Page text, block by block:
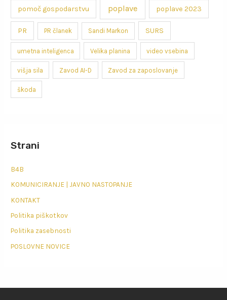
pomoč gospodarstvu poplave poplave 2023
PR PR članek Sandi Markon SURS
umetna inteligenca Velika planina video vsebina
višja sila Zavod AI-D Zavod za zaposlovanje
škoda
Strani
B4B
KOMUNICIRANJE | JAVNO NASTOPANJE
KONTAKT
Politika piškotkov
Politika zasebnosti
POSLOVNE NOVICE